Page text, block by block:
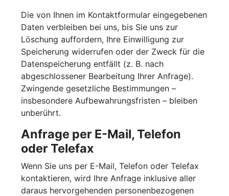
Die von Ihnen im Kontaktformular eingegebenen
Daten verbleiben bei uns, bis Sie uns zur
Löschung auffordern, Ihre Einwilligung zur
Speicherung widerrufen oder der Zweck für die
Datenspeicherung entfällt (z. B. nach
abgeschlossener Bearbeitung Ihrer Anfrage).
Zwingende gesetzliche Bestimmungen –
insbesondere Aufbewahrungsfristen – bleiben
unberührt.
Anfrage per E-Mail, Telefon
oder Telefax
Wenn Sie uns per E-Mail, Telefon oder Telefax
kontaktieren, wird Ihre Anfrage inklusive aller
daraus hervorgehenden personenbezogenen